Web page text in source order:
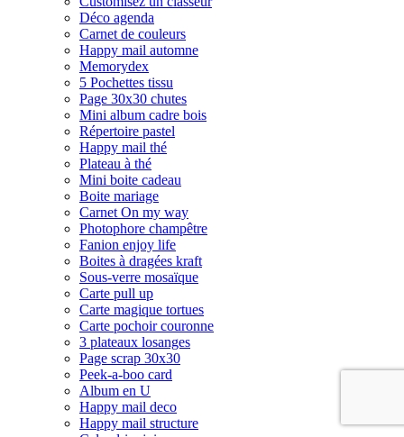
Déco agenda
Carnet de couleurs
Happy mail automne
Memorydex
5 Pochettes tissu
Page 30x30 chutes
Mini album cadre bois
Répertoire pastel
Happy mail thé
Plateau à thé
Mini boite cadeau
Boite mariage
Carnet On my way
Photophore champêtre
Fanion enjoy life
Boites à dragées kraft
Sous-verre mosaïque
Carte pull up
Carte magique tortues
Carte pochoir couronne
3 plateaux losanges
Page scrap 30x30
Peek-a-boo card
Album en U
Happy mail deco
Happy mail structure